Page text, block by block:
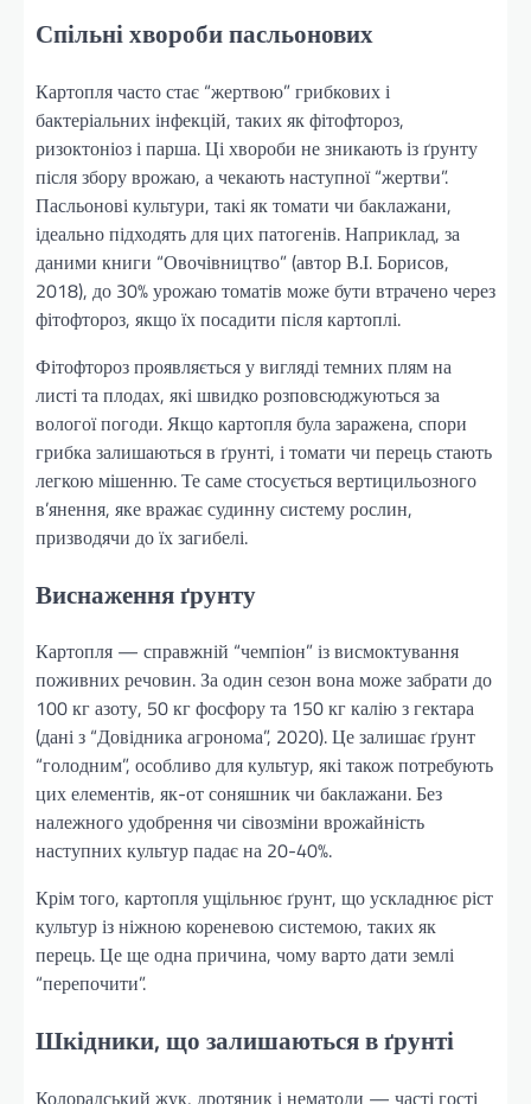
Спільні хвороби пасльонових
Картопля часто стає “жертвою” грибкових і
бактеріальних інфекцій, таких як фітофтороз,
ризоктоніоз і парша. Ці хвороби не зникають із ґрунту
після збору врожаю, а чекають наступної “жертви”.
Пасльонові культури, такі як томати чи баклажани,
ідеально підходять для цих патогенів. Наприклад, за
даними книги “Овочівництво” (автор В.І. Борисов,
2018), до 30% урожаю томатів може бути втрачено через
фітофтороз, якщо їх посадити після картоплі.
Фітофтороз проявляється у вигляді темних плям на
листі та плодах, які швидко розповсюджуються за
вологої погоди. Якщо картопля була заражена, спори
грибка залишаються в ґрунті, і томати чи перець стають
легкою мішенню. Те саме стосується вертицильозного
в’янення, яке вражає судинну систему рослин,
призводячи до їх загибелі.
Виснаження ґрунту
Картопля — справжній “чемпіон” із висмоктування
поживних речовин. За один сезон вона може забрати до
100 кг азоту, 50 кг фосфору та 150 кг калію з гектара
(дані з “Довідника агронома”, 2020). Це залишає ґрунт
“голодним”, особливо для культур, які також потребують
цих елементів, як-от соняшник чи баклажани. Без
належного удобрення чи сівозміни врожайність
наступних культур падає на 20-40%.
Крім того, картопля ущільнює ґрунт, що ускладнює ріст
культур із ніжною кореневою системою, таких як
перець. Це ще одна причина, чому варто дати землі
“перепочити”.
Шкідники, що залишаються в ґрунті
Колорадський жук, дротяник і нематоди — часті гості